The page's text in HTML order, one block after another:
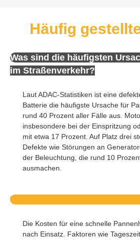
Häufig
Was sind die häufigsten
im Straßenverkehr?
Laut ADAC-Statistiken ist eine
Batterie die häufigste Ursache für
rund 40 Prozent aller Fälle aus.
insbesondere bei der Einspritzung
mit etwa 17 Prozent. Auf Platz drei
Defekte wie Störungen an
der Beleuchtung, die rund 10
ausmachen.
Was kostet eine Pannenhilfe
Die Kosten für eine schnelle
nach Einsatz. Faktoren wie